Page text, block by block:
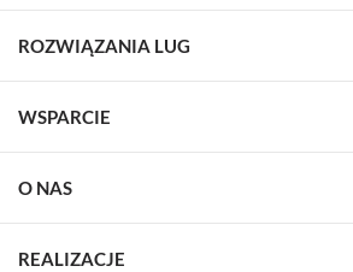
ROZWIĄZANIA LUG
WSPARCIE
O NAS
REALIZACJE